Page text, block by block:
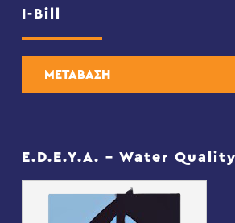
I-Bill
ΜΕΤΑΒΑΣΗ
E.D.E.Y.A. – Water